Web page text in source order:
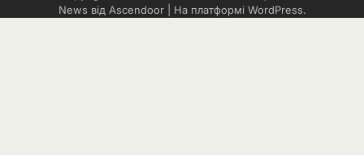
News від Ascendoor| На платформі WordPress.